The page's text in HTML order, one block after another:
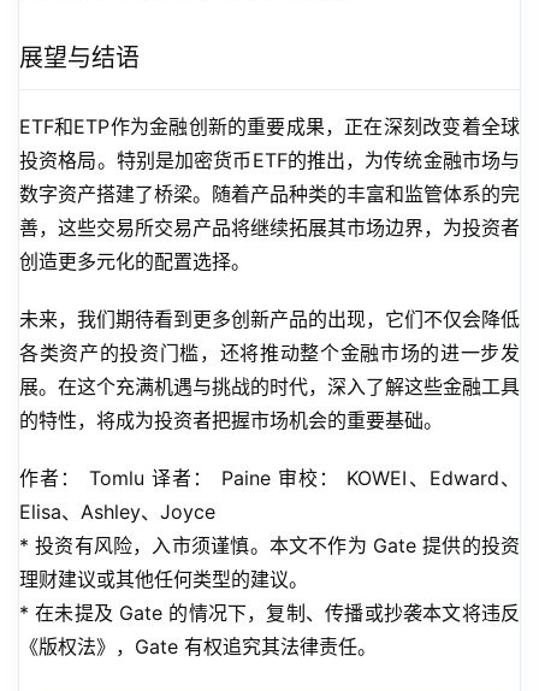
展望与结语
ETF和ETP作为金融创新的重要成果，正在深刻改变着全球
投资格局。特别是加密货币ETF的推出，为传统金融市场与
数字资产搭建了桥梁。随着产品种类的丰富和监管体系的完
善，这些交易所交易产品将继续拓展其市场边界，为投资者
创造更多元化的配置选择。
未来，我们期待看到更多创新产品的出现，它们不仅会降低
各类资产的投资门槛，还将推动整个金融市场的进一步发
展。在这个充满机遇与挑战的时代，深入了解这些金融工具
的特性，将成为投资者把握市场机会的重要基础。
作者： Tomlu 译者： Paine 审校： KOWEI、Edward、
Elisa、Ashley、Joyce
* 投资有风险，入市须谨慎。本文不作为 Gate 提供的投资
理财建议或其他任何类型的建议。
* 在未提及 Gate 的情况下，复制、传播或抄袭本文将违反
《版权法》，Gate 有权追究其法律责任。